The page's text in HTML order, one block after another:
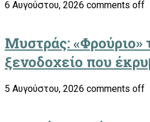
6 Αυγούστου, 2026 comments off
Μυστράς: «Φρούριο»
ξενοδοχείο που
5 Αυγούστου, 2026 comments off